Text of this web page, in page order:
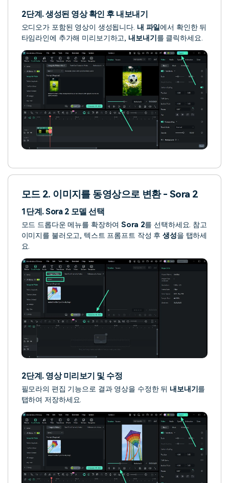
2단계. 생성된 영상 확인 후 내보내기
오디오가 포함된 영상이 생성됩니다. 내 파일에서 확인한 뒤
타임라인에 추가해 미리보기하고, 내보내기 를 클릭하세요.
모드 2. 이미지를 동영상으로 변환 - Sora 2
1단계. Sora 2 모델 선택
모드 드롭다운 메뉴를 확장하여Sora 2를 선택하세요. 참고
이미지를 불러오고, 텍스트 프롬프트 작성 후생성을 탭하세
요.
2단계. 영상 미리보기 및 수정
필모라의 편집 기능으로 결과 영상을 수정한 뒤 내보내기 를
탭하여 저장하세요.